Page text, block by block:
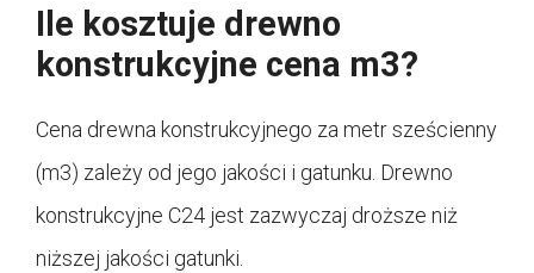
Ile kosztuje drewno
konstrukcyjne cena m3?
Cena drewna konstrukcyjnego za metr sześcienny
(m3) zależy od jego jakości i gatunku. Drewno
konstrukcyjne C24 jest zazwyczaj droższe niż
niższej jakości gatunki.